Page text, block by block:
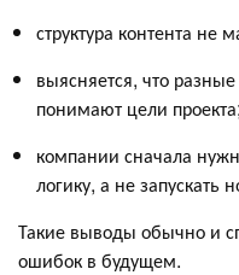
структура контента не
выясняется, что
понимают цели проекта;
компании сначала
логику, а не запускать
Такие выводы обычно и
ошибок в будущем.